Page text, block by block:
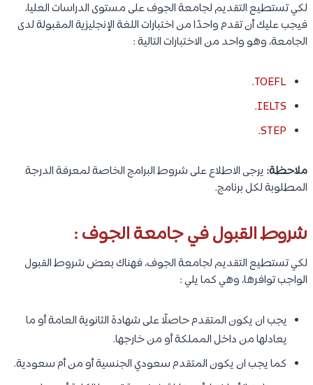
لكي تستطيع التقديم لجامعة الجوف على مستوى الدراسات العليا،
فيجب عليك أن تقدم واحدًا من اختبارات اللغة الإنجليزية المقبولة لدى
الجامعة، وهو واحد من الاختبارات التالية :
TOEFL
.
IELTS
.
STEP
.
ملاحظة: يرجى الاطلاع على شروط البرامج الخاصة لمعرفة الدرجة
المطلوبة لكل برنامج.
شروط القبول في جامعة الجوف :
لكي تستطيع التقديم لجامعة الجوف، فهناك بعض شروط القبول
الواجب توافرها، وهي كما يلي :
يجب ان يكون المتقدم حاصلًا على شهادة الثانوية العامة أو ما
يعادلها من داخل المملكة أو من خارجها.
كما يجب ان يكون المتقدم سعودي الجنسية أو من أم سعودية.